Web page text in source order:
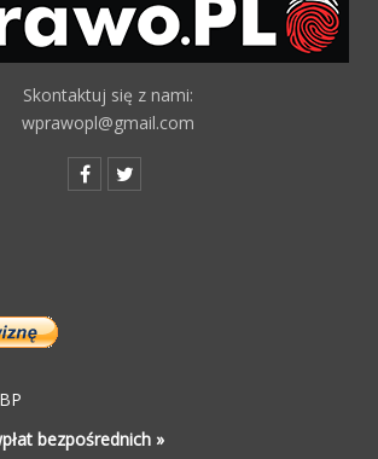
Skontaktuj się z nami:
wprawopl@gmail.com
bezpośrednich »